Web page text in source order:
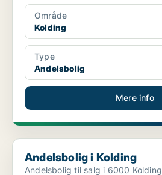
Område
Kolding
Type
Andelsbolig
Mere info
Andelsbolig i Kolding
Andelsbolig i Kolding
Andelsbolig til salg i 6000 Kolding